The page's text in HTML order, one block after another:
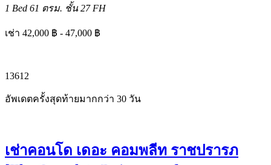
1 Bed 61 ตรม. ชั้น 27 FH
เช่า 42,000 ฿ - 47,000 ฿
13612
อัพเดตครั้งสุดท้ายมากกว่า 30 วัน
เช่าคอนโด เดอะ คอมพลีท ราชปรารภ